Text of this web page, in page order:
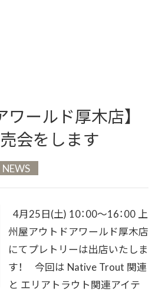
ワールド厚木店】
会をします
NEWS
4月25日(土) 10：00～16：00 上
州屋アウトドアワールド厚木店
にてプレトリーは出店いたしま
す！ 今回は Native Trout 関連
と エリアトラウト関連アイテ